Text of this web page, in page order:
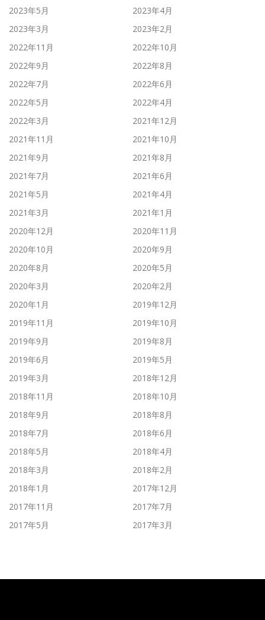
2023年5月
2023年4月
2023年3月
2023年2月
2022年11月
2022年10月
2022年9月
2022年8月
2022年7月
2022年6月
2022年5月
2022年4月
2022年3月
2021年12月
2021年11月
2021年10月
2021年9月
2021年8月
2021年7月
2021年6月
2021年5月
2021年4月
2021年3月
2021年1月
2020年12月
2020年11月
2020年10月
2020年9月
2020年8月
2020年5月
2020年3月
2020年2月
2020年1月
2019年12月
2019年11月
2019年10月
2019年9月
2019年8月
2019年6月
2019年5月
2019年3月
2018年12月
2018年11月
2018年10月
2018年9月
2018年8月
2018年7月
2018年6月
2018年5月
2018年4月
2018年3月
2018年2月
2018年1月
2017年12月
2017年11月
2017年7月
2017年5月
2017年3月